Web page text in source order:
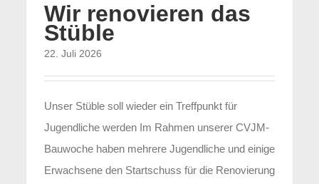
Wir renovieren das
Stüble
22. Juli 2026
Unser Stüble soll wieder ein Treffpunkt für
Jugendliche werden Im Rahmen unserer CVJM-
Bauwoche haben mehrere Jugendliche und einige
Erwachsene den Startschuss für die Renovierung